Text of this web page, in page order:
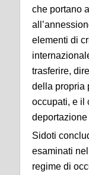
che portano
elementi di
trasferire,
della propria
occupati, e il
deportazione
Sidoti
esaminati
regime di